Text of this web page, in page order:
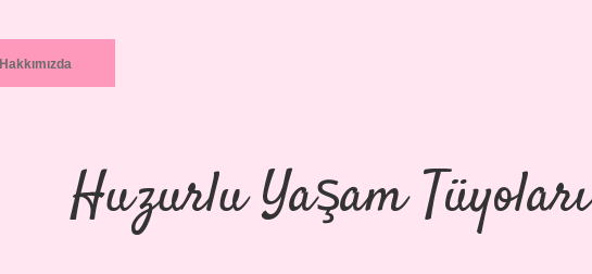
Hakkımızda
Huzurlu Yaşam Tüyoları